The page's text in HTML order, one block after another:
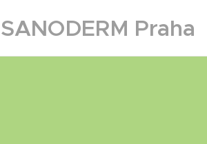
SANODERM Praha
s.r.o.